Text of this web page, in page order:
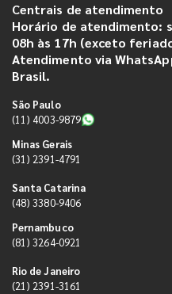
Centrais de atendimento
Horário de atendimento:
08h às 17h (exceto
Atendimento via
Brasil.
São Paulo
(11) 4003-9879
Minas Gerais
(31) 2391-4791
Santa Catarina
(48) 3380-9406
Pernambuco
(81) 3264-0921
Rio de Janeiro
(21) 2391-3161